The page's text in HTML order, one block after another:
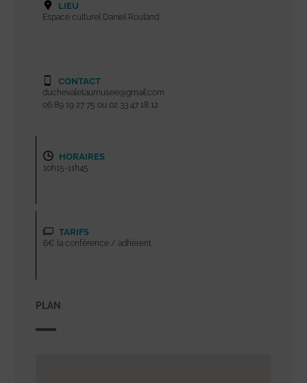
LIEU
Espace culturel Daniel Rouland
CONTACT
duchevaletaumusee@gmail.com
06 89 19 27 75 ou 02 33 47 18 12
HORAIRES
10h15-11h45
TARIFS
6€ la conférence / adhérent
PLAN